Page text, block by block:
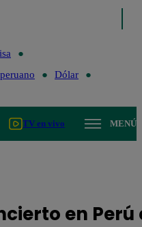
Dólar
TV en vivo MENÚ
en